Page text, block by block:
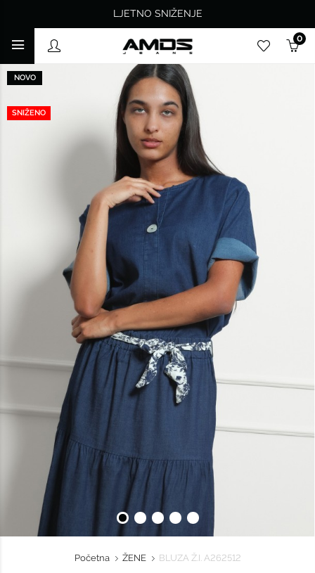
LJETNO SNIŽENJE
0
NOVO
SNIŽENO
Početna ŽENE BLUZA Ž.I. A262512